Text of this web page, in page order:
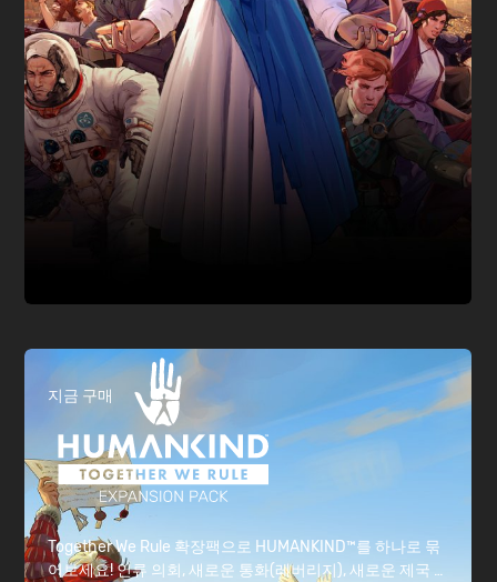
지금 구매
Together We Rule 확장팩으로 HUMANKIND™를 하나로 묶
어보세요! 인류 의회, 새로운 통화(레버리지), 새로운 제국 간